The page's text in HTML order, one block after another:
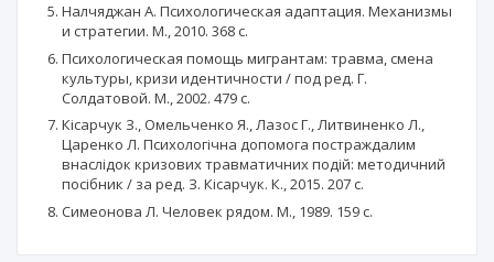
Налчяджан А. Психологическая адаптация. Механизмы
и стратегии. М., 2010. 368 с.
Психологическая помощь мигрантам: травма, смена
культуры, кризи идентичности / под ред. Г.
Солдатовой. М., 2002. 479 с.
Кісарчук З., Омельченко Я., Лазос Г., Литвиненко Л.,
Царенко Л. Психологічна допомога постраждалим
внаслідок кризових травматичних подій: методичний
посібник / за ред. З. Кісарчук. К., 2015. 207 с.
Симеонова Л. Человек рядом. М., 1989. 159 с.